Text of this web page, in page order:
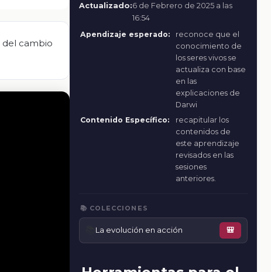
del cambio
Actualizado:6 de Febrero de 2025 a las
16:54
Apendizaje esperado:
reconoce que el
conocimiento de
los seres vivos se
actualiza con base
en las
explicaciones de
Darwi
Contenido Específico:
recapitular los
contenidos de
este aprendizaje
revisados en las
sesiones
anteriores.
📚 COLECCIONES
La evolución en acción 🎒